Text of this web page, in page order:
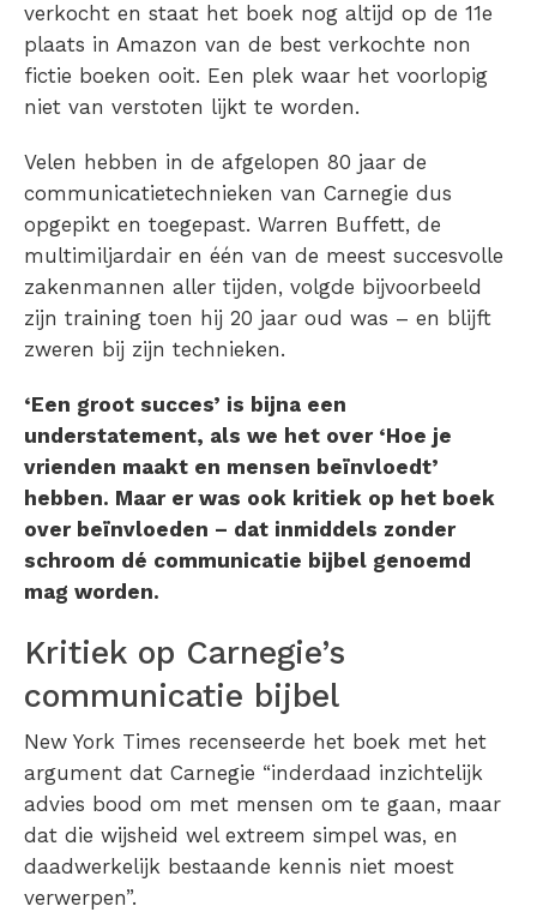
verkocht en staat het boek nog altijd op de 11e
plaats in Amazon van de best verkochte non
fictie boeken ooit. Een plek waar het voorlopig
niet van verstoten lijkt te worden.
Velen hebben in de afgelopen 80 jaar de
communicatietechnieken van Carnegie dus
opgepikt en toegepast. Warren Buffett, de
multimiljardair en één van de meest succesvolle
zakenmannen aller tijden, volgde bijvoorbeeld
zijn training toen hij 20 jaar oud was – en blijft
zweren bij zijn technieken.
‘Een groot succes’ is bijna een
understatement, als we het over ‘Hoe je
vrienden maakt en mensen beïnvloedt’
hebben. Maar er was ook kritiek op het boek
over beïnvloeden – dat inmiddels zonder
schroom dé communicatie bijbel genoemd
mag worden.
Kritiek op Carnegie’s
communicatie bijbel
New York Times recenseerde het boek met het
argument dat Carnegie “inderdaad inzichtelijk
advies bood om met mensen om te gaan, maar
dat die wijsheid wel extreem simpel was, en
daadwerkelijk bestaande kennis niet moest
verwerpen”.